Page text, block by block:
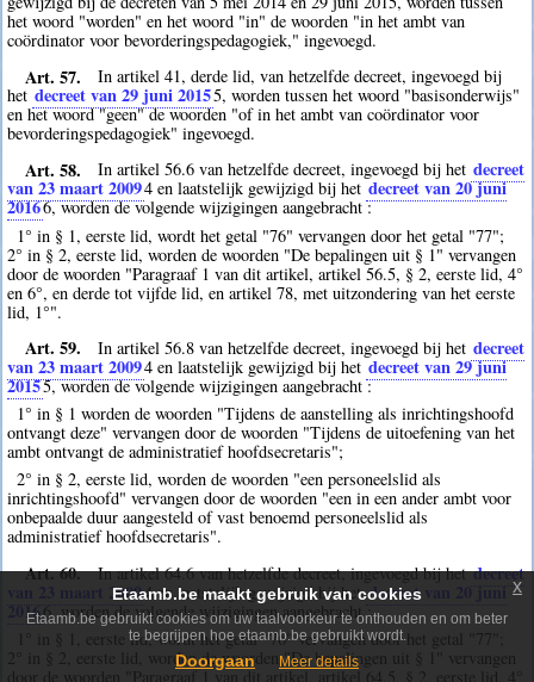
het woord "worden" en het woord "in" de woorden "in het ambt van
coördinator voor bevorderingspedagogiek," ingevoegd.
Art. 57.
In artikel 41, derde lid, van hetzelfde decreet, ingevoegd bij
het decreet van 29 juni 20155, worden tussen het woord "basisonderwijs"
en het woord "geen" de woorden "of in het ambt van coördinator voor
bevorderingspedagogiek" ingevoegd.
Art. 58. In artikel 56.6 van hetzelfde decreet, ingevoegd bij het decreet
van 23 maart 20094 en laatstelijk gewijzigd bij het decreet van 20 juni
20166, worden de volgende wijzigingen aangebracht :
1° in § 1, eerste lid, wordt het getal "76" vervangen door het getal "77";
2° in § 2, eerste lid, worden de woorden "De bepalingen uit § 1" vervangen
door de woorden "Paragraaf 1 van dit artikel, artikel 56.5, § 2, eerste lid, 4°
en 6°, en derde tot vijfde lid, en artikel 78, met uitzondering van het eerste
lid, 1°".
Art. 59. In artikel 56.8 van hetzelfde decreet, ingevoegd bij het decreet
van 23 maart 20094 en laatstelijk gewijzigd bij het decreet van 29 juni
20155, worden de volgende wijzigingen aangebracht :
1° in § 1 worden de woorden "Tijdens de aanstelling als inrichtingshoofd
ontvangt deze" vervangen door de woorden "Tijdens de uitoefening van het
ambt ontvangt de administratief hoofdsecretaris";
2° in § 2, eerste lid, worden de woorden "een personeelslid als
inrichtingshoofd" vervangen door de woorden "een in een ander ambt voor
onbepaalde duur aangesteld of vast benoemd personeelslid als
administratief hoofdsecretaris".
Art. 60. In artikel 64.6 van hetzelfde decreet, ingevoegd bij hetdecreet
van 23 maart 20094en laatstelijk gewijzigd bij hetdecreet van 20 juni
20166, worden de volgende wijzigingen aangebracht :
1° in § 1, eerste lid, wordt het getal "76" vervangen door het getal "77";
2° in § 2, eerste lid, worden de woorden "De bepalingen uit § 1" vervangen
door de woorden "Paragraaf 1 van dit artikel, artikel 64.5, § 2, eerste lid, 4°
Etaamb.be maakt gebruik van cookies
Etaamb.be gebruikt cookies om uw taalvoorkeur te onthouden en om beter
te begrijpen hoe etaamb.be gebruikt wordt.
Doorgaan Meer details
x